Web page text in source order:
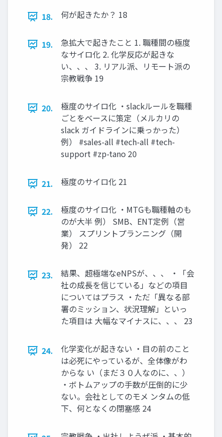
18. 何が起きたか？ 18
19.
急拡大で起きたこと 1. 職種間の極度
なサイロ化 2. 化学反応が起きな
い、、、 3. リアル派、リモート派の
宗教戦争 19
20.
極度のサイロ化 ・slackルールを職種
ごとをベースに策定（メルカリの
slack ガイドラインに乗っかった）
例） #sales-all #tech-all #tech-
support #zp-tano 20
21. 極度のサイロ化 21
22.
極度のサイロ化 ・MTGも職種軸のも
のが大半 例） SMB、ENT定例（営
業） スプリントプランニング（開
発） 22
23.
結果、超極端なeNPSが、、、 ・「会
社の成長を信じている」などの項目
についてはプラス ・ただ「異なる部
署のミッション、状況理解」といっ
た項目は 大幅なマイナスに、、、 23
24.
化学変化が起きない ・目の前のこと
は必死にやっているが、全体像がわ
からな い（まだ３０人なのに、、）
・ボトムアップの手数が圧倒的に少
ない。会社としてのモメ ンタムの低
下、何となくの閉塞感 24